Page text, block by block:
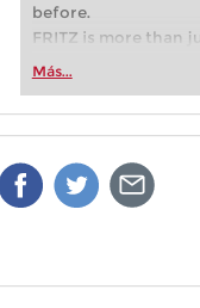
before.
FRITZ is more than
Whether you’re
more efficiently,
approach than ever
Más...